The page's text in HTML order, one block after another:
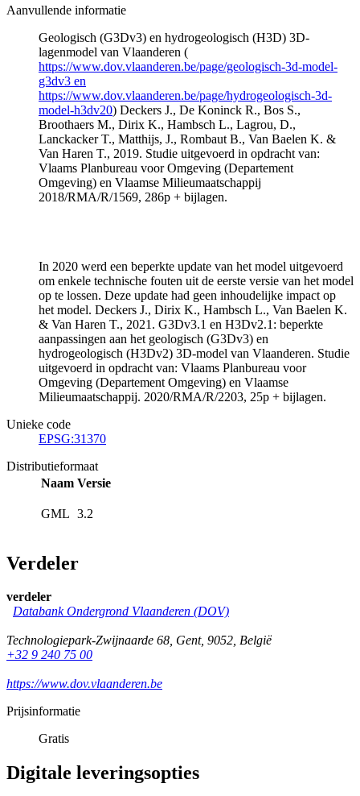
Aanvullende informatie
Geologisch (G3Dv3) en hydrogeologisch (H3D) 3D-
lagenmodel van Vlaanderen (
https://www.dov.vlaanderen.be/page/geologisch-3d-model-
g3dv3 en
https://www.dov.vlaanderen.be/page/hydrogeologisch-3d-
model-h3dv20) Deckers J., De Koninck R., Bos S.,
Broothaers M., Dirix K., Hambsch L., Lagrou, D.,
Lanckacker T., Matthijs, J., Rombaut B., Van Baelen K. &
Van Haren T., 2019. Studie uitgevoerd in opdracht van:
Vlaams Planbureau voor Omgeving (Departement
Omgeving) en Vlaamse Milieumaatschappij
2018/RMA/R/1569, 286p + bijlagen.
In 2020 werd een beperkte update van het model uitgevoerd
om enkele technische fouten uit de eerste versie van het model
op te lossen. Deze update had geen inhoudelijke impact op
het model. Deckers J., Dirix K., Hambsch L., Van Baelen K.
& Van Haren T., 2021. G3Dv3.1 en H3Dv2.1: beperkte
aanpassingen aan het geologisch (G3Dv3) en
hydrogeologisch (H3Dv2) 3D-model van Vlaanderen. Studie
uitgevoerd in opdracht van: Vlaams Planbureau voor
Omgeving (Departement Omgeving) en Vlaamse
Milieumaatschappij. 2020/RMA/R/2203, 25p + bijlagen.
Unieke code
EPSG:31370
Distributieformaat
Naam Versie
GML 3.2
Verdeler
verdeler
Databank Ondergrond Vlaanderen (DOV)
Technologiepark-Zwijnaarde 68, Gent, 9052, België
+32 9 240 75 00
https://www.dov.vlaanderen.be
Prijsinformatie
Gratis
Digitale leveringsopties